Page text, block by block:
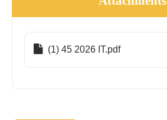
(1) 45 2026 IT.pdf